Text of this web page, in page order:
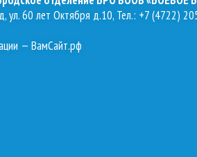
ул. 60 лет Октября д.10, Тел.: +7 (4722)
— ВамСайт.рф